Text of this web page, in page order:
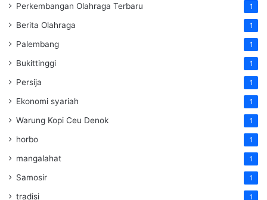
Perkembangan Olahraga Terbaru 1
Berita Olahraga 1
Palembang 1
Bukittinggi 1
Persija 1
Ekonomi syariah 1
Warung Kopi Ceu Denok 1
horbo 1
mangalahat 1
Samosir 1
tradisi 1